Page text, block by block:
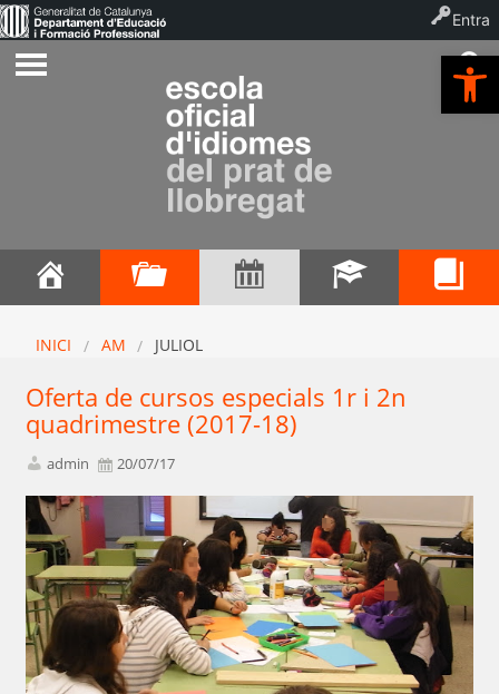
INICI AM JULIOL
Oferta de cursos especials 1r i 2n
quadrimestre (2017-18)
admin 20/07/17
Entra